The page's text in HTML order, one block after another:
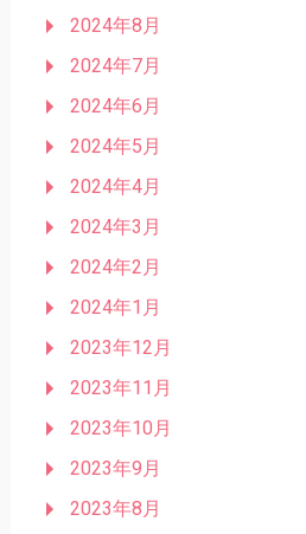
2024年8月
2024年7月
2024年6月
2024年5月
2024年4月
2024年3月
2024年2月
2024年1月
2023年12月
2023年11月
2023年10月
2023年9月
2023年8月